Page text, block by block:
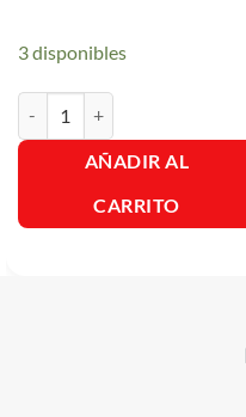
3 disponibles
AÑADIR AL
CARRITO